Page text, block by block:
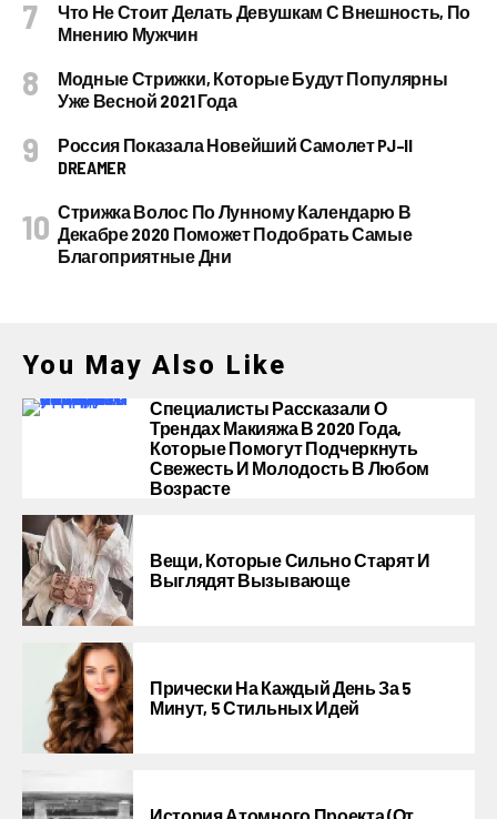
Что Не Стоит Делать Девушкам С Внешность, По
Мнению Мужчин
Модные Стрижки, Которые Будут Популярны
Уже Весной 2021 Года
Россия Показала Новейший Самолет PJ–II
DREAMER
Стрижка Волос По Лунному Календарю В
Декабре 2020 Поможет Подобрать Самые
Благоприятные Дни
You May Also Like
Специалисты Рассказали О
Трендах Макияжа В 2020 Года,
Которые Помогут Подчеркнуть
Свежесть И Молодость В Любом
Возрасте
Вещи, Которые Сильно Старят И
Выглядят Вызывающе
Прически На Каждый День За 5
Минут, 5 Стильных Идей